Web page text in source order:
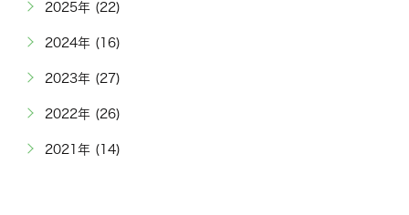
2025年 (22)
2024年 (16)
2023年 (27)
2022年 (26)
2021年 (14)